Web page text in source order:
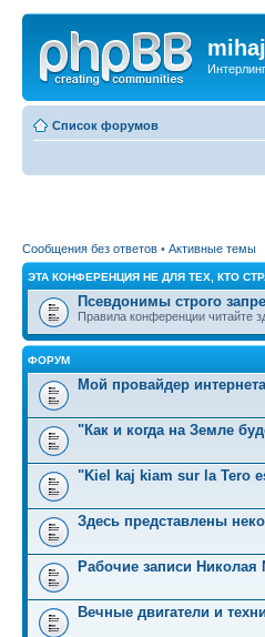
Список форумов
Сообщения без ответов • Активные темы
ЭТА КОНФЕРЕНЦИЯ НЕ ДЛЯ ТЕХ, КТО
Псевдонимы строго
Правила конференции читайте
ФОРУМ
Мой провайдер
"Как и когда на Земле
"Kiel kaj kiam sur la Tero
Здесь представлены
Рабочие записи Николая
Вечные двигатели и